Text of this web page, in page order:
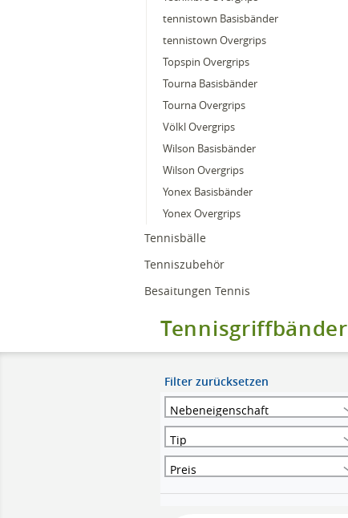
tennistown Basisbänder
tennistown Overgrips
Topspin Overgrips
Tourna Basisbänder
Tourna Overgrips
Völkl Overgrips
Wilson Basisbänder
Wilson Overgrips
Yonex Basisbänder
Yonex Overgrips
Tennisbälle
Tenniszubehör
Besaitungen Tennis
Tennisgriffbänder
Filter zurücksetzen
Nebeneigenschaft
Tip
Preis